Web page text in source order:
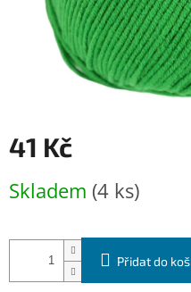
41 Kč
cena:
Skladem (4 ks)
Přidat do